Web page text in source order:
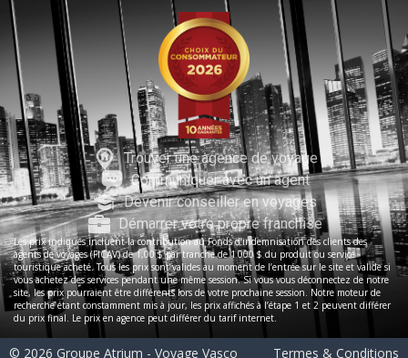
Trouver une agence de voyage
Communiquer avec un agent
Devenir conseiller en voyages
Démarrer votre propre franchise
Les prix indiqués incluent la contribution au Fonds d’indemnisation des clients des
agents de voyages (FICAV) de 1,00 $ par tranche de 1 000 $ du produit ou service
touristique acheté. Tous les prix sont valides au moment de l’entrée sur le site et valide si
vous achetez des services pendant une même session. Si vous vous déconnectez de notre
site, les prix pourraient être différents lors de votre prochaine session. Notre moteur de
recherche étant constamment mis à jour, les prix affichés à l’étape 1 et 2 peuvent différer
du prix final. Le prix en agence peut différer du tarif internet.
© 2026 Groupe Atrium - Voyage Vasco Termes & Conditions